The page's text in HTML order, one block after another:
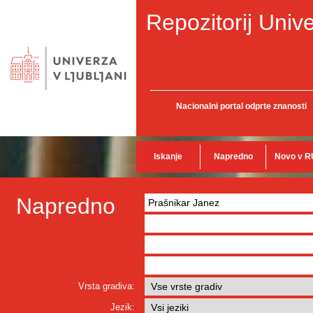
Repozitorij
Nacionalni portal odprte znanosti
Iskanje Napredno Novo v
Napredno
Vrsta gradiva:
Jezik: